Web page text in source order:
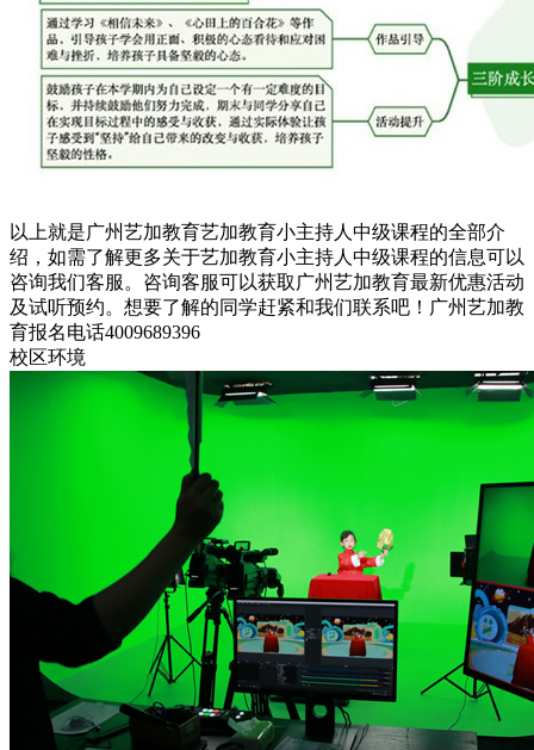
以上就是广州艺加教育艺加教育小主持人中级课程的全部介
绍，如需了解更多关于艺加教育小主持人中级课程的信息可以
咨询我们客服。咨询客服可以获取广州艺加教育最新优惠活动
及试听预约。想要了解的同学赶紧和我们联系吧！广州艺加教
育报名电话4009689396
校区环境